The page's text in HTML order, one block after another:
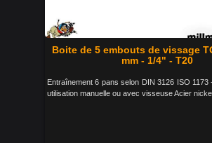
Boite de 5 embouts de vissage
mm - 1/4" - T20
Entraînement 6 pans selon DIN 3126 ISO 1173
utilisation manuelle ou avec visseuse Acier